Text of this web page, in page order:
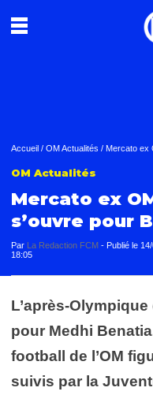
Accueil / OM Actualités / Mercato ex
OM Actualités
Mercato ex
s’ouvre pour
Par La Redaction FCM - Publié le
18:05
L’après-
pour Medhi
football de l’OM
suivis par la